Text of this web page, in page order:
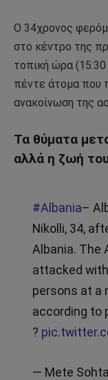
Ο 34χρονος
στο κέντρο της
τοπική ώρα
πέντε άτομα που
ανακοίνωση της
Τα θύματα
αλλά η ζωή
#Albania–
Nikolli, 34,
Albania. The
attacked
persons at a
according to
?
— Mete